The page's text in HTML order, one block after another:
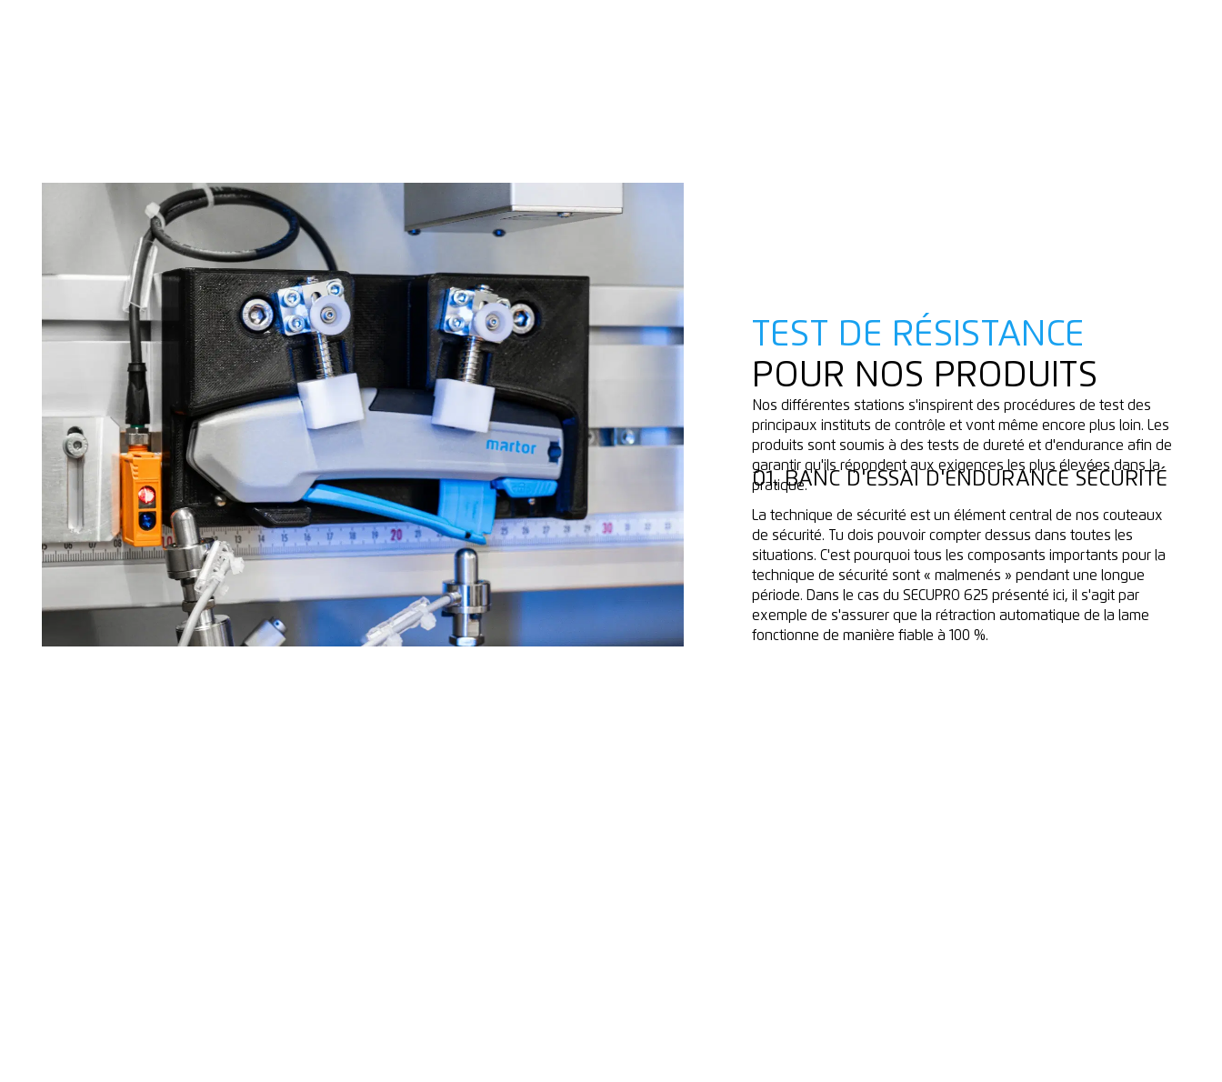
TEST DE RÉSISTANCE
POUR NOS PRODUITS
Nos différentes stations s'inspirent des procédures de test des
principaux instituts de contrôle et vont même encore plus loin. Les
produits sont soumis à des tests de dureté et d'endurance afin de
garantir qu'ils répondent aux exigences les plus élevées dans la
pratique.
01. BANC D'ESSAI D'ENDURANCE SÉCURITÉ
La technique de sécurité est un élément central de nos couteaux
de sécurité. Tu dois pouvoir compter dessus dans toutes les
situations. C'est pourquoi tous les composants importants pour la
technique de sécurité sont « malmenés » pendant une longue
période. Dans le cas du SECUPRO 625 présenté ici, il s'agit par
exemple de s'assurer que la rétraction automatique de la lame
fonctionne de manière fiable à 100 %.